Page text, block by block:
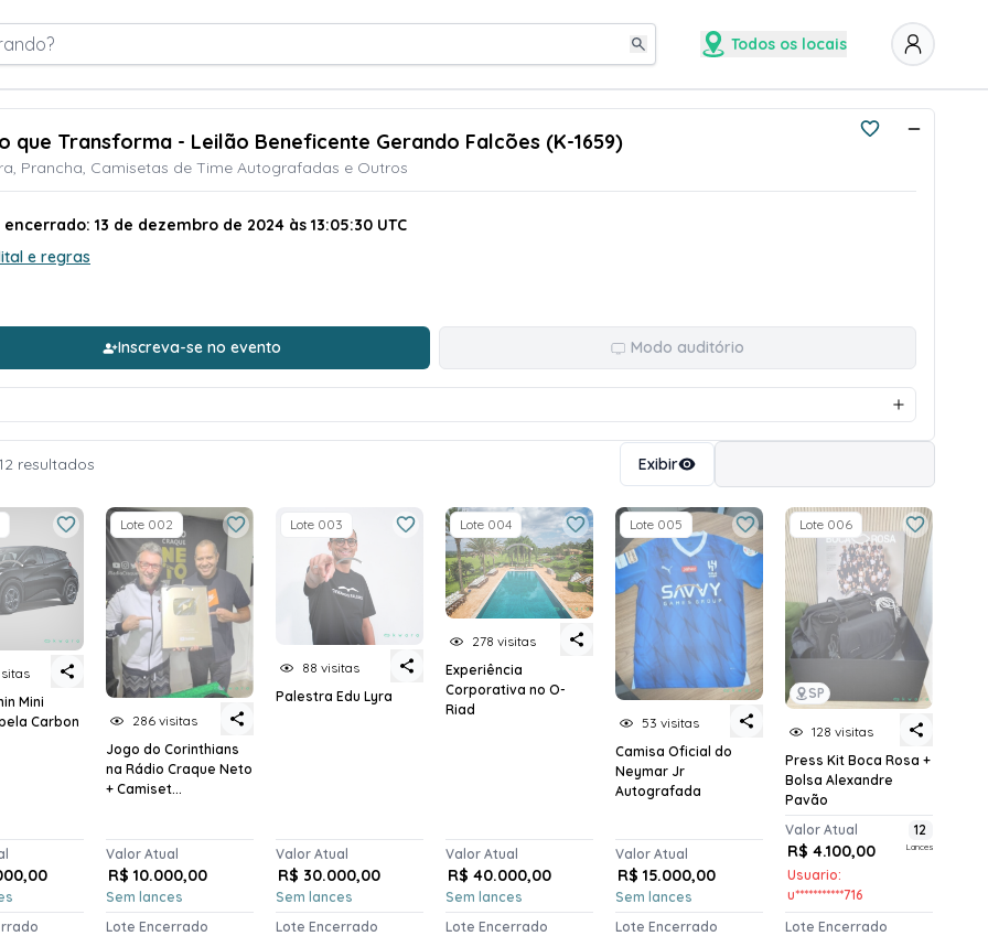
Todos os locais
que Transforma - Leilão Beneficente Gerando Falcões (K-1659)
Prancha, Camisetas de Time Autografadas e Outros
13 de dezembro de 2024 às 13:05:30 UTC
e regras
Inscreva-se no evento Modo auditório
resultados Exibir
Mini
Carbon
Lote 002
286 visitas
Jogo do Corinthians
na Rádio Craque Neto
+ Camiset...
Valor Atual
R$ 10.000,00
Sem lances
Lote Encerrado
Lote 003
88 visitas
Palestra Edu Lyra
Valor Atual
R$ 30.000,00
Sem lances
Lote Encerrado
Lote 004
278 visitas
Experiência
Corporativa no O-
Riad
Valor Atual
R$ 40.000,00
Sem lances
Lote Encerrado
Lote 005
53 visitas
Camisa Oficial do
Neymar Jr
Autografada
Valor Atual
R$ 15.000,00
Sem lances
Lote Encerrado
SP
Lote 006
128 visitas
Press Kit Boca Rosa +
Bolsa Alexandre
Pavão
Valor Atual
R$ 4.100,00
Usuario:
u***********716
12
Lances
Lote Encerrado